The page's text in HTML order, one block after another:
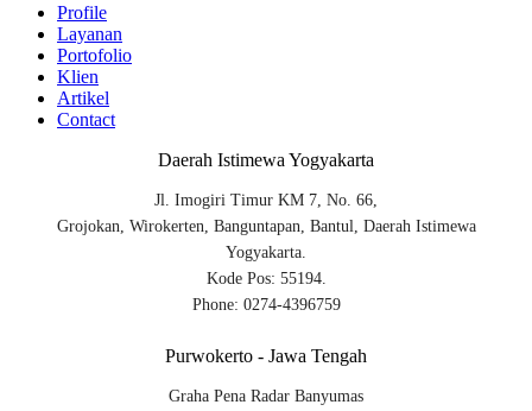
Profile
Layanan
Portofolio
Klien
Artikel
Contact
Daerah Istimewa Yogyakarta
Jl. Imogiri Timur KM 7, No. 66,
Grojokan, Wirokerten, Banguntapan, Bantul, Daerah Istimewa
Yogyakarta.
Kode Pos: 55194.
Phone: 0274-4396759
Purwokerto - Jawa Tengah
Graha Pena Radar Banyumas